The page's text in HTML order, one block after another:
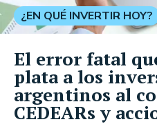
¿EN QUÉ INVERTIR HOY?
El error fatal
plata a los
argentinos al
CEDEARs y